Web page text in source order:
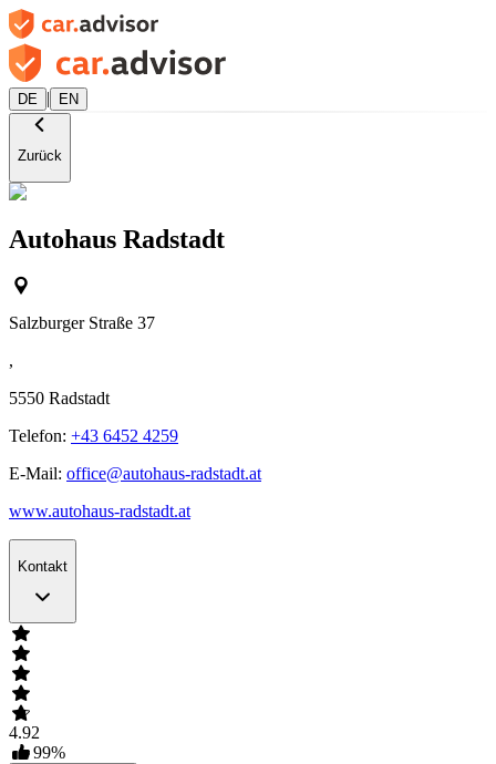
DE | EN
Zurück
Autohaus Radstadt
Salzburger Straße 37
,
5550 Radstadt
Telefon: +43 6452 4259
E-Mail: office@autohaus-radstadt.at
www.autohaus-radstadt.at
Kontakt
4.92
99%